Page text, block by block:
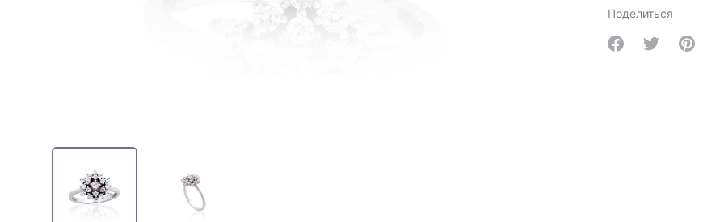
Поделиться
Share onShare